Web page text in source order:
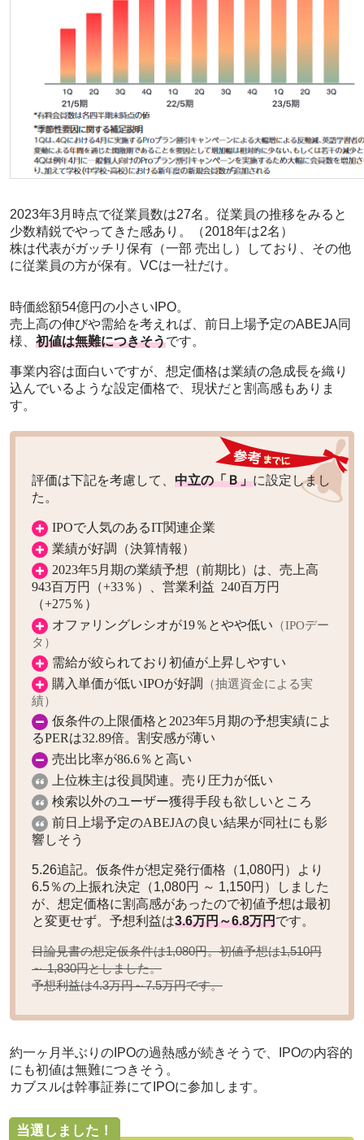
2023年3月時点で従業員数は27名。従業員の推移をみると
少数精鋭でやってきた感あり。（2018年は2名）
株は代表がガッチリ保有（一部 売出し）しており、その他
に従業員の方が保有。VCは一社だけ。
時価総額54億円の小さいIPO。
売上高の伸びや需給を考えれば、前日上場予定のABEJA同
様、 初値は無難につきそうです。
事業内容は面白いですが、想定価格は業績の急成長を織り
込んでいるような設定価格で、現状だと割高感もありま
す。
評価は下記を考慮して、 中立の「Ｂ」に設定しまし
た。
IPOで人気のあるIT関連企業
業績が好調（決算情報）
2023年5月期の業績予想（前期比）は、売上高
943百万円（+33％）、営業利益 240百万円
（+275％）
オファリングレシオが19％とやや低い （IPOデー
タ）
需給が絞られており初値が上昇しやすい
購入単価が低いIPOが好調 （抽選資金による実
績）
仮条件の上限価格と2023年5月期の予想実績によ
るPERは32.89倍。割安感が薄い
売出比率が86.6％と高い
上位株主は役員関連。売り圧力が低い
検索以外のユーザー獲得手段も欲しいところ
前日上場予定のABEJAの良い結果が同社にも影
響しそう
5.26追記。仮条件が想定発行価格（1,080円）より
6.5％の上振れ決定（1,080円 ～ 1,150円）しました
が、想定価格に割高感があったので初値予想は最初
と変更せず。予想利益は3.6万円～6.8万円です。
目論見書の想定仮条件は1,080円。初値予想は1,510円
～ 1,830円としました。
予想利益は4.3万円～7.5万円です。
約一ヶ月半ぶりのIPOの過熱感が続きそうで、IPOの内容的
にも初値は無難につきそう。
カブスルは幹事証券にてIPOに参加します。
当選しました！